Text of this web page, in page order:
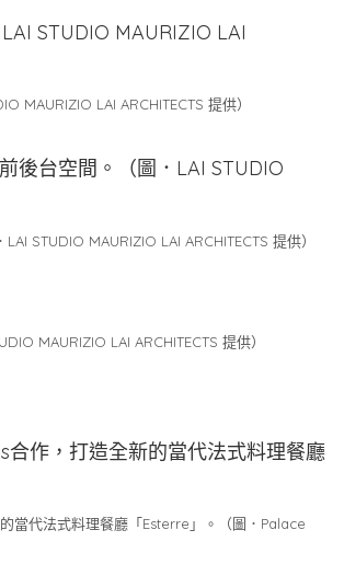
MAURIZIO LAI ARCHITECTS 提供）
STUDIO MAURIZIO LAI ARCHITECTS 提供）
MAURIZIO LAI ARCHITECTS 提供）
當代法式料理餐廳「Esterre」。（圖．Palace